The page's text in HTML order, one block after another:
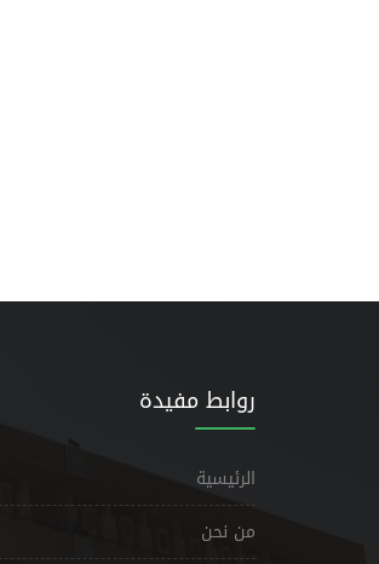
روابط مفيدة
الرئيسية
من نحن